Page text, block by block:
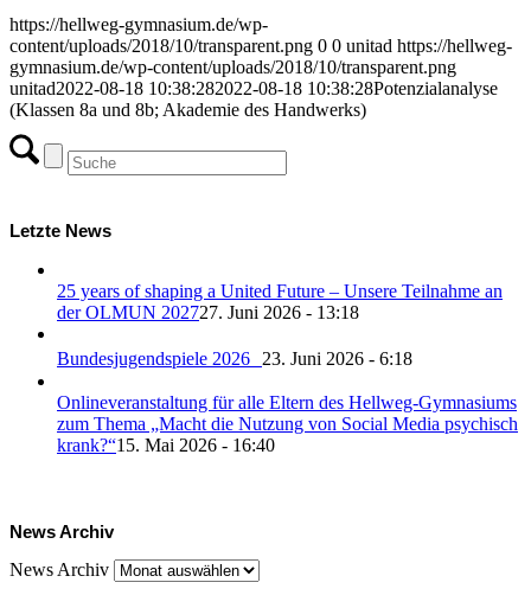
https://hellweg-gymnasium.de/wp-
content/uploads/2018/10/transparent.png 0 0 unitad https://hellweg-
gymnasium.de/wp-content/uploads/2018/10/transparent.png
unitad2022-08-18 10:38:282022-08-18 10:38:28Potenzialanalyse
(Klassen 8a und 8b; Akademie des Handwerks)
Letzte News
25 years of shaping a United Future – Unsere Teilnahme an
der OLMUN 202727. Juni 2026 - 13:18
Bundesjugendspiele 2026 23. Juni 2026 - 6:18
Onlineveranstaltung für alle Eltern des Hellweg-Gymnasiums
zum Thema „Macht die Nutzung von Social Media psychisch
krank?“15. Mai 2026 - 16:40
News Archiv
News Archiv